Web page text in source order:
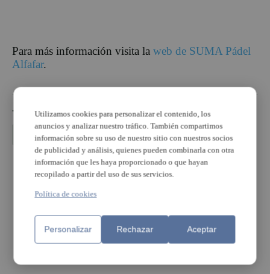
Para más información visita la web de SUMA Pádel
Alfafar.
TEMAS
ajuntament alfafar deportivo
PUBLICIDAD
Utilizamos cookies para personalizar el contenido, los
anuncios y analizar nuestro tráfico. También compartimos
información sobre su uso de nuestro sitio con nuestros socios
de publicidad y análisis, quienes pueden combinarla con otra
información que les haya proporcionado o que hayan
recopilado a partir del uso de sus servicios.
Política de cookies
Personalizar Rechazar Aceptar